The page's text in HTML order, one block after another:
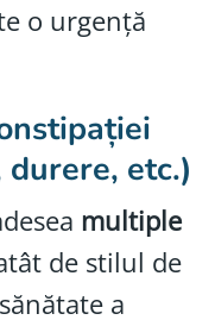
o urgență
etc.)
multiple
de stilul de
a